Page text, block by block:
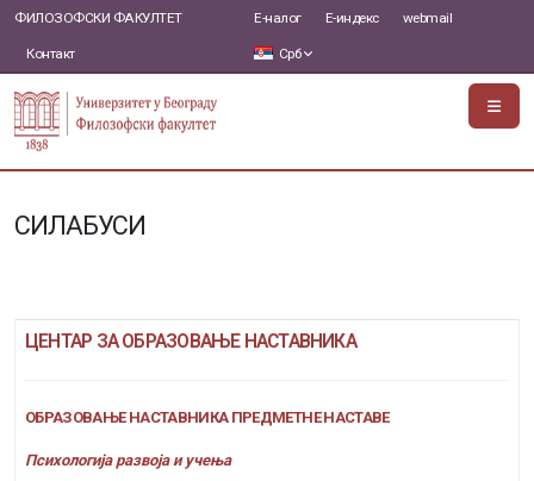
ФИЛОЗОФСКИ ФАКУЛТЕТ
Контакт
Е-налог Е-индекс webmail
Срб
СИЛАБУСИ
ЦЕНТАР ЗА ОБРАЗОВАЊЕ НАСТАВНИКА
ОБРАЗОВАЊЕ НАСТАВНИКА ПРЕДМЕТНЕ НАСТАВЕ
Психологија развоја и учења